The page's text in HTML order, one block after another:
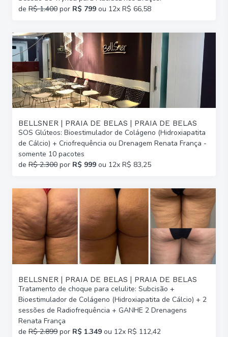
de R$ 1.400 por R$ 799 ou 12x R$ 66,58
BELLSNER | PRAIA DE BELAS | PRAIA DE BELAS
SOS Glúteos: Bioestimulador de Colágeno (Hidroxiapatita
de Cálcio) + Criofrequência ou Drenagem Renata França -
somente 10 pacotes
de R$ 2.300 por R$ 999 ou 12x R$ 83,25
BELLSNER | PRAIA DE BELAS | PRAIA DE BELAS
Tratamento de choque para celulite: Subcisão +
Bioestimulador de Colágeno (Hidroxiapatita de Cálcio) + 2
sessões de Radiofrequência + GANHE 2 Drenagens
Renata França
de R$ 2.899 por R$ 1.349 ou 12x R$ 112,42